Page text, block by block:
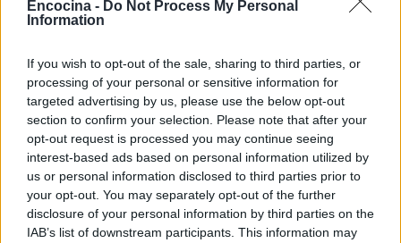
Encocina - Do Not Process My Personal
Information
If you wish to opt-out of the sale, sharing to third parties, or
processing of your personal or sensitive information for
targeted advertising by us, please use the below opt-out
section to confirm your selection. Please note that after your
opt-out request is processed you may continue seeing
interest-based ads based on personal information utilized by
us or personal information disclosed to third parties prior to
your opt-out. You may separately opt-out of the further
disclosure of your personal information by third parties on the
IAB’s list of downstream participants. This information may
AUTOR
staff